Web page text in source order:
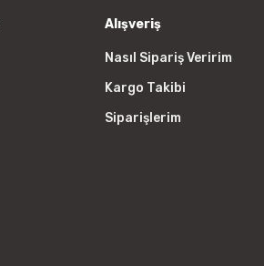
Alışveriş
Nasıl Sipariş Veririm
Kargo Takibi
Siparişlerim